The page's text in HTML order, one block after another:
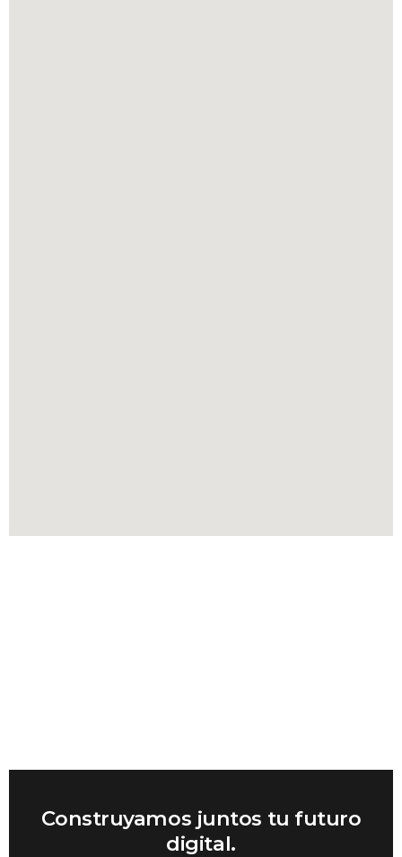
Construyamos juntos tu futuro
digital.